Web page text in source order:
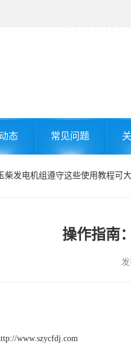
态 常见问题
柴发电机组遵守这些使用教程可
操作指南
www.szycfdj.com